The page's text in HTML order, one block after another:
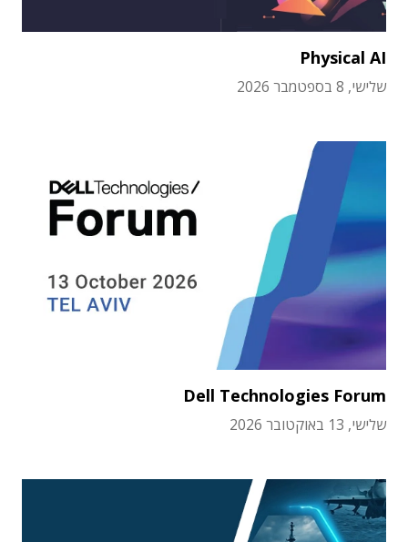
Physical AI
שלישי, 8 בספטמבר 2026
Dell Technologies Forum
שלישי, 13 באוקטובר 2026